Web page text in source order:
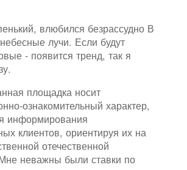
влюбился безрассудно В
лучи. Если будут
- появится тренд, так я
площадка носит
ознакомительный характер,
информирования
клиентов, ориентируя их на
отечественной
неважны были ставки по